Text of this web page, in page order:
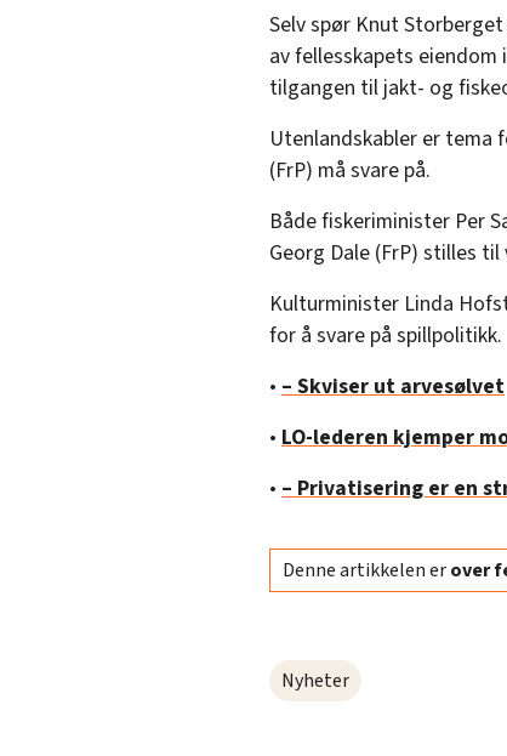
Selv spør Knut
av fellesskapets
tilgangen til jakt- og
Utenlandskabler er tema
(FrP) må svare på.
Både fiskeriminister Per
Georg Dale (FrP) stilles til
Kulturminister Linda
for å svare på spillpolitikk.
• – Skviser ut arvesølvet
• LO-lederen kjemper
• – Privatisering er en
Denne artikkelen erover
Nyheter